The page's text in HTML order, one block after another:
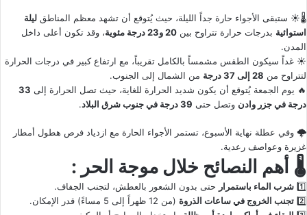
🌡️☀️ ستبقى الأجواء حارة جداً الليلة، حيث يُتوقع أن تشهد معظم المناطق ليلة
استوائية بدرجات حرارة تتراوح بين 20 و23 درجة مئوية
، وقد تكون أعلى داخل
المدن.
☀️ غداً سيكون الطقس مشمساً بالكامل تقريباً، مع ارتفاع كبير في درجات الحرارة
لتتراوح من 28 إلى 37 درجة
من الشمال إلى الجنوب.
🔥 يوم الجمعة يُتوقع أن يكون شديد الحرارة للغاية، حيث تصل الحرارة إلى 33
درجة في جزر وادن وتصل حتى 39 درجة في جنوب شرق البلاد .
🌩️ وفي عطلة نهاية الأسبوع، تستمر الأجواء الحارة مع ازدياد فرص هطول أمطار
غزيرة وعواصف رعدية.
🌡️ أهم النصائح خلال موجة الحر :
1️⃣ شرب الماء باستمرار حتى بدون الشعور بالعطش، لتجنب الجفاف.
2️⃣ تجنب الخروج في ساعات الذروة (من 12 ظهراً إلى 5 مساءً) قدر الإمكان.